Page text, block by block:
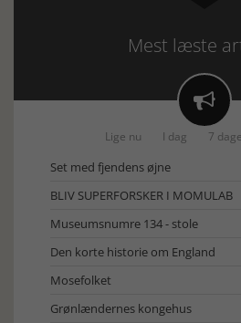
Mest læste

Lige nu I dag 7 dage
Set med fjendens øjne
BLIV SUPERFORSKER I MOMULAB
Museumsnumre 134 - stole
Den korte historie om England
Mosefolket
Grønlændernes kongehus